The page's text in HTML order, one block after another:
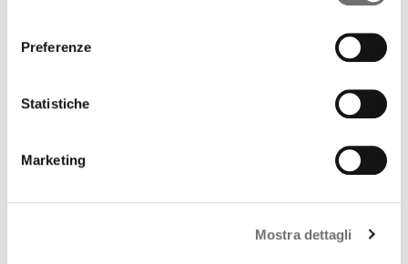
Preferenze
Statistiche
Marketing
Mostra dettagli